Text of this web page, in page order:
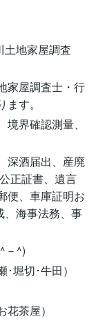
土地家屋調査
家屋調査士・行
す。
界確認測量、
深酒届出、産廃
正証書、遺言
便、車庫証明お
、海事法務、事
－^)
堀切･牛田）
茶屋）